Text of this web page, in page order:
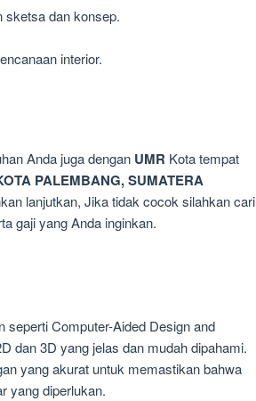
sketsa dan konsep.
interior.
Anda juga dengan UMR Kota tempat
PALEMBANG, SUMATERA
lanjutkan, Jika tidak cocok silahkan cari
gaji yang Anda inginkan.
seperti Computer-Aided Design and
dan 3D yang jelas dan mudah dipahami.
yang akurat untuk memastikan bahwa
yang diperlukan.